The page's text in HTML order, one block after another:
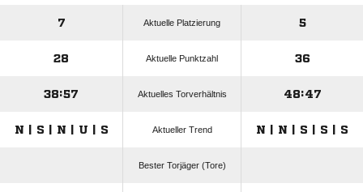
7 Aktuelle Platzierung 5
28 Aktuelle Punktzahl 36
38:57 Aktuelles Torverhältnis 48:47
N | S | N | U | S Aktueller Trend N | N | S | S | S
Bester Torjäger (Tore)